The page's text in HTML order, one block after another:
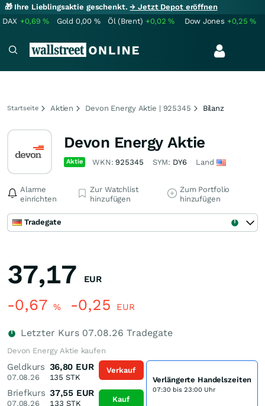
🎁 Ihre Lieblingsaktie geschenkt.→ Jetzt Depot eröffnen
DAX +0,69% Gold 0,00 % Öl (Brent) +0,02% Dow Jones +0,25%
Startseite Aktien Devon Energy Aktie | 925345 Bilanz
Devon Energy Aktie
Aktie WKN:925345 SYM: DY6 Land
Alarme
einrichten
Zur Watchlist
hinzufügen
Zum Portfolio
hinzufügen
Tradegate
37,17 EUR
-0,67 % -0,25 EUR
Letzter Kurs 07.08.26 Tradegate
Devon Energy Aktie kaufen
Geldkurs
07.08.26
36,80 EUR
135 STK
Briefkurs
07.08.26
37,55 EUR
133 STK
Verkauf
Kauf
Verlängerte Handelszeiten
07:30 bis 23:00 Uhr